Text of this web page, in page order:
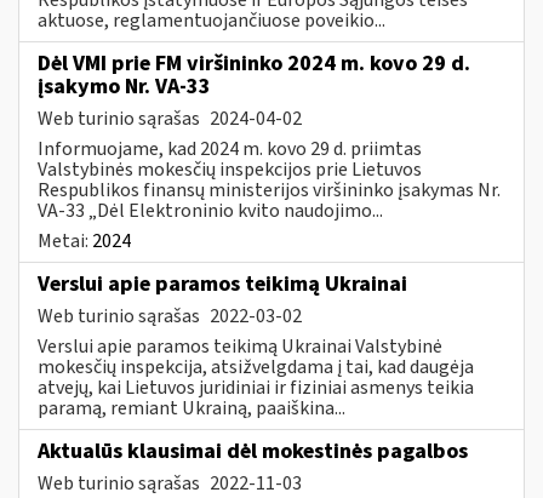
aktuose, reglamentuojančiuose poveikio...
Dėl VMI prie FM viršininko 2024 m. kovo 29 d.
įsakymo Nr. VA-33
Web turinio sąrašas 2024-04-02
Informuojame, kad 2024 m. kovo 29 d. priimtas
Valstybinės mokesčių inspekcijos prie Lietuvos
Respublikos finansų ministerijos viršininko įsakymas Nr.
VA-33 „Dėl Elektroninio kvito naudojimo...
Metai: 2024
Verslui apie paramos teikimą Ukrainai
Web turinio sąrašas 2022-03-02
Verslui apie paramos teikimą Ukrainai Valstybinė
mokesčių inspekcija, atsižvelgdama į tai, kad daugėja
atvejų, kai Lietuvos juridiniai ir fiziniai asmenys teikia
paramą, remiant Ukrainą, paaiškina...
Aktualūs klausimai dėl mokestinės pagalbos
Web turinio sąrašas 2022-11-03